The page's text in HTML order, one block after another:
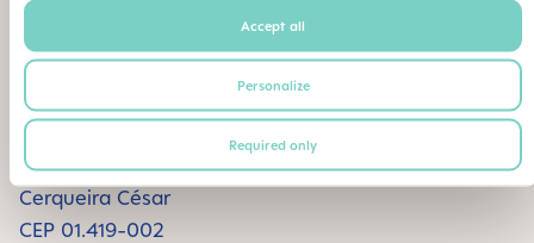
Accept all
Personalize
Required only
Ou envie seu comprovante de qualificação como
segue para o seguinte endereço postal ou e-mail:
BEBE SAUDE LTDA | CNPJ 02.729.687/0001-26
Alameda Santos, 1165 sala 1009
Cerqueira César
CEP 01.419-002